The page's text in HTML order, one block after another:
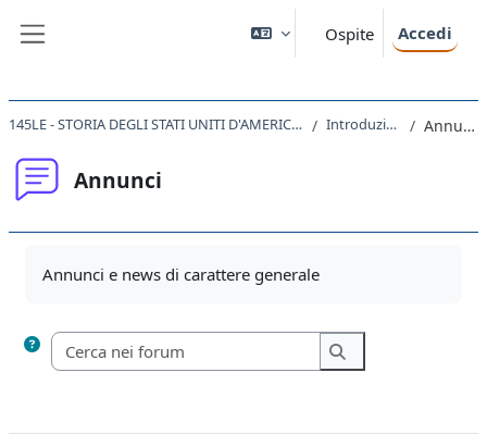
Ospite Accedi
145LE - STORIA DEGLI STATI UNITI D'AMERICA 2021 Introduzione Annunci
Annunci
Annunci e news di carattere generale
Cerca nei forum
Cerca nei forum